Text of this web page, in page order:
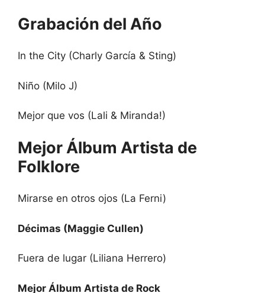
Grabación del Año
In the City (Charly García & Sting)
Niño (Milo J)
Mejor que vos (Lali & Miranda!)
Mejor Álbum Artista de
Folklore
Mirarse en otros ojos (La Ferni)
Décimas (Maggie Cullen)
Fuera de lugar (Liliana Herrero)
Mejor Álbum Artista de Rock